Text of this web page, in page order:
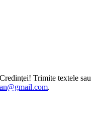
Trimite textele sau
.